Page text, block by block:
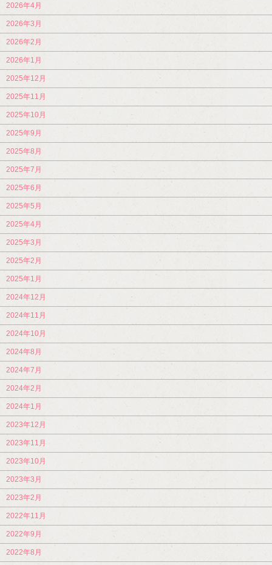
2026年4月
2026年3月
2026年2月
2026年1月
2025年12月
2025年11月
2025年10月
2025年9月
2025年8月
2025年7月
2025年6月
2025年5月
2025年4月
2025年3月
2025年2月
2025年1月
2024年12月
2024年11月
2024年10月
2024年8月
2024年7月
2024年2月
2024年1月
2023年12月
2023年11月
2023年10月
2023年3月
2023年2月
2022年11月
2022年9月
2022年8月